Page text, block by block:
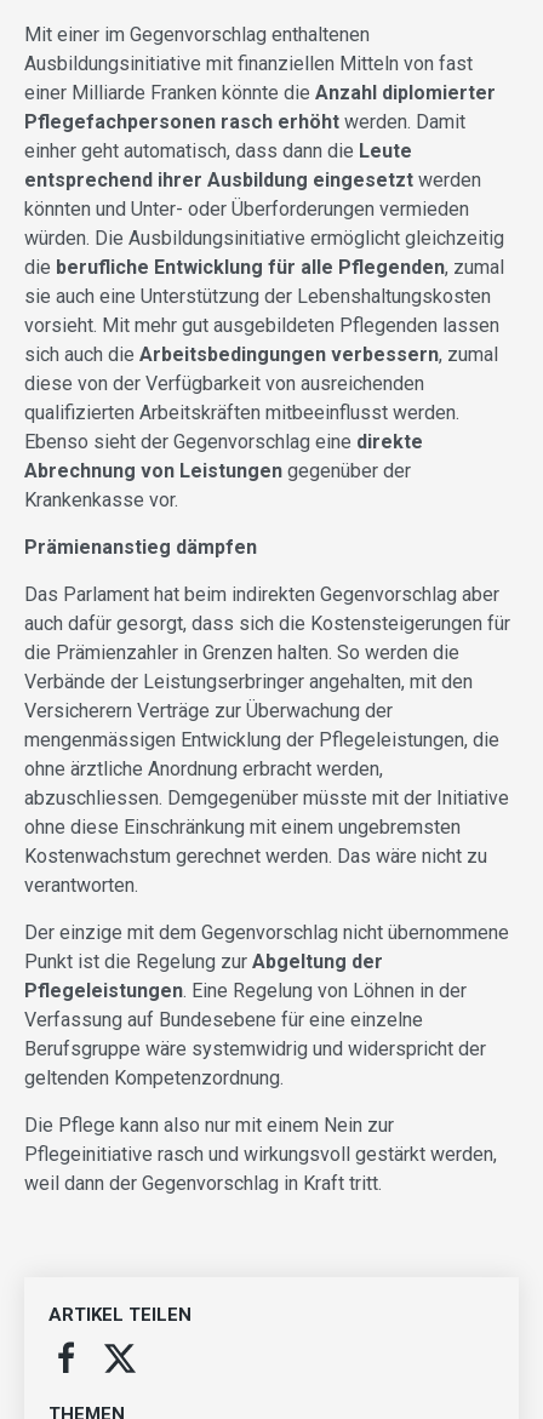
Mit einer im Gegenvorschlag enthaltenen
Ausbildungsinitiative mit finanziellen Mitteln von fast
einer Milliarde Franken könnte die Anzahl diplomierter
Pflegefachpersonen rasch erhöht werden. Damit
einher geht automatisch, dass dann die Leute
entsprechend ihrer Ausbildung eingesetzt werden
könnten und Unter- oder Überforderungen vermieden
würden. Die Ausbildungsinitiative ermöglicht gleichzeitig
die berufliche Entwicklung für alle Pflegenden, zumal
sie auch eine Unterstützung der Lebenshaltungskosten
vorsieht. Mit mehr gut ausgebildeten Pflegenden lassen
sich auch die Arbeitsbedingungen verbessern, zumal
diese von der Verfügbarkeit von ausreichenden
qualifizierten Arbeitskräften mitbeeinflusst werden.
Ebenso sieht der Gegenvorschlag eine direkte
Abrechnung von Leistungen gegenüber der
Krankenkasse vor.
Prämienanstieg dämpfen
Das Parlament hat beim indirekten Gegenvorschlag aber
auch dafür gesorgt, dass sich die Kostensteigerungen für
die Prämienzahler in Grenzen halten. So werden die
Verbände der Leistungserbringer angehalten, mit den
Versicherern Verträge zur Überwachung der
mengenmässigen Entwicklung der Pflegeleistungen, die
ohne ärztliche Anordnung erbracht werden,
abzuschliessen. Demgegenüber müsste mit der Initiative
ohne diese Einschränkung mit einem ungebremsten
Kostenwachstum gerechnet werden. Das wäre nicht zu
verantworten.
Der einzige mit dem Gegenvorschlag nicht übernommene
Punkt ist die Regelung zur Abgeltung der
Pflegeleistungen. Eine Regelung von Löhnen in der
Verfassung auf Bundesebene für eine einzelne
Berufsgruppe wäre systemwidrig und widerspricht der
geltenden Kompetenzordnung.
Die Pflege kann also nur mit einem Nein zur
Pflegeinitiative rasch und wirkungsvoll gestärkt werden,
weil dann der Gegenvorschlag in Kraft tritt.
ARTIKEL TEILEN
THEMEN